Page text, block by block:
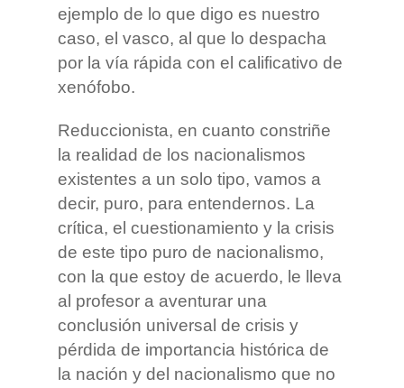
ejemplo de lo que digo es nuestro
caso, el vasco, al que lo despacha
por la vía rápida con el calificativo de
xenófobo.
Reduccionista, en cuanto constriñe
la realidad de los nacionalismos
existentes a un solo tipo, vamos a
decir, puro, para entendernos. La
crítica, el cuestionamiento y la crisis
de este tipo puro de nacionalismo,
con la que estoy de acuerdo, le lleva
al profesor a aventurar una
conclusión universal de crisis y
pérdida de importancia histórica de
la nación y del nacionalismo que no